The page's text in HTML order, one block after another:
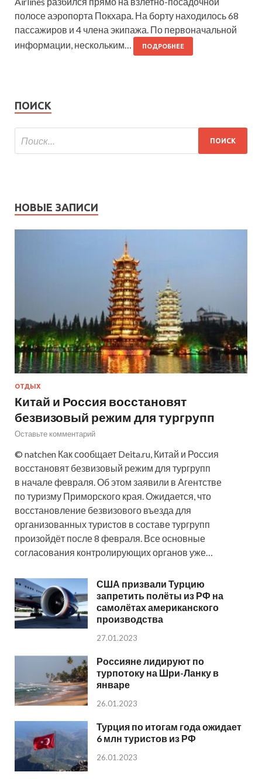
полосе аэропорта Покхара. На борту находилось 68
пассажиров и 4 члена экипажа. По первоначальной
информации, нескольким…
ПОДРОБНЕЕ
ПОИСК
НОВЫЕ ЗАПИСИ
ОТДЫХ
Китай и Россия восстановят
безвизовый режим для тургрупп
Оставьте комментарий
© natchen Как сообщает Deita.ru, Китай и Россия
восстановят безвизовый режим для тургрупп
в начале февраля. Об этом заявили в Агентстве
по туризму Приморского края. Ожидается, что
восстановление безвизового въезда для
организованных туристов в составе тургрупп
произойдёт после 8 февраля. Все основные
согласования контролирующих органов уже…
США призвали Турцию
запретить полёты из РФ на
самолётах американского
производства
27.01.2023
Россияне лидируют по
турпотоку на Шри-Ланку в
январе
26.01.2023
Турция по итогам года ожидает
6 млн туристов из РФ
26.01.2023